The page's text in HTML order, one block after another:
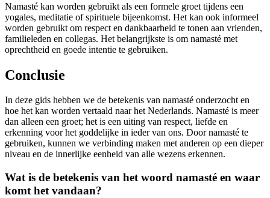
Namasté kan worden gebruikt als een formele groet tijdens een
yogales, meditatie of spirituele bijeenkomst. Het kan ook informeel
worden gebruikt om respect en dankbaarheid te tonen aan vrienden,
familieleden en collegas. Het belangrijkste is om namasté met
oprechtheid en goede intentie te gebruiken.
Conclusie
In deze gids hebben we de betekenis van namasté onderzocht en
hoe het kan worden vertaald naar het Nederlands. Namasté is meer
dan alleen een groet; het is een uiting van respect, liefde en
erkenning voor het goddelijke in ieder van ons. Door namasté te
gebruiken, kunnen we verbinding maken met anderen op een dieper
niveau en de innerlijke eenheid van alle wezens erkennen.
Wat is de betekenis van het woord namasté en waar
komt het vandaan?